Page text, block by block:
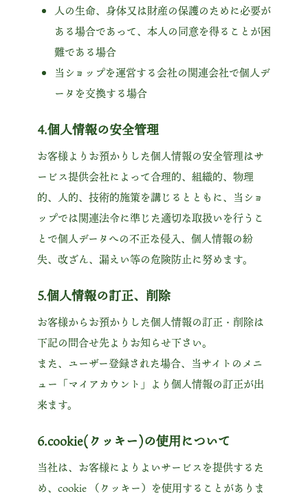
人の生命、身体又は財産の保護のために必要が
ある場合であって、本人の同意を得ることが困
難である場合
当ショップを運営する会社の関連会社で個人デ
ータを交換する場合
4.個人情報の安全管理
お客様よりお預かりした個人情報の安全管理はサ
ービス提供会社によって合理的、組織的、物理
的、人的、技術的施策を講じるとともに、当ショ
ップでは関連法令に準じた適切な取扱いを行うこ
とで個人データへの不正な侵入、個人情報の紛
失、改ざん、漏えい等の危険防止に努めます。
5.個人情報の訂正、削除
お客様からお預かりした個人情報の訂正・削除は
下記の問合せ先よりお知らせ下さい。
また、ユーザー登録された場合、当サイトのメニ
ュー「マイアカウント」より個人情報の訂正が出
来ます。
6.cookie(クッキー)の使用について
当社は、お客様によりよいサービスを提供するた
め、cookie （クッキー）を使用することがありま